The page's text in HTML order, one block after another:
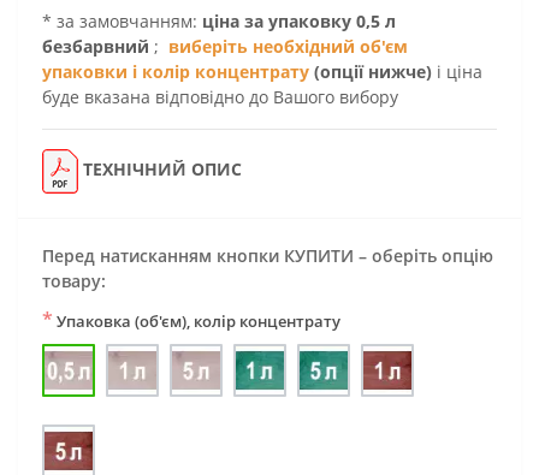
* за замовчанням: ціна за упаковку 0,5 л
безбарвний ; виберіть необхідний об'єм
упаковки і колір концентрату (опції нижче) і ціна
буде вказана відповідно до Вашого вибору
ТЕХНІЧНИЙ ОПИС
Перед натисканням кнопки КУПИТИ – оберіть опцію
товару:
* Упаковка (об'єм), колір концентрату